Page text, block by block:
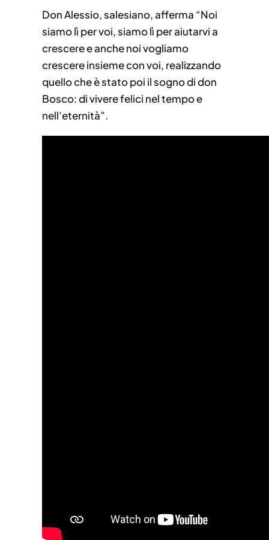
Don Alessio, salesiano, afferma “Noi
siamo lì per voi, siamo lì per aiutarvi a
crescere e anche noi vogliamo
crescere insieme con voi, realizzando
quello che è stato poi il sogno di don
Bosco: di vivere felici nel tempo e
nell’eternità”.